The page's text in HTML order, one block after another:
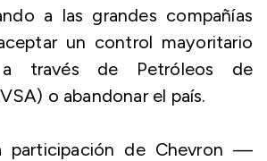
a las grandes compañías
un control mayoritario
través de Petróleos de
o abandonar el país.
participación de Chevron —